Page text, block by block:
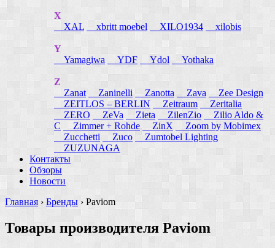
X
XAL
xbritt moebel XILO1934 xilobis
Y
Yamagiwa
YDF Ydol Yothaka
Z
Zanat
Zaninelli Zanotta Zava
Zee Design
ZEITLOS – BERLIN
Zeitraum
Zeritalia
ZERO
ZeVa Zieta ZilenZio
Zilio Aldo &
C
Zimmer + Rohde ZinX
Zoom by Mobimex
Zucchetti
Zuco
Zumtobel Lighting
ZUZUNAGA
Контакты
Обзоры
Новости
Главная › Бренды › Paviom
Товары производителя Paviom